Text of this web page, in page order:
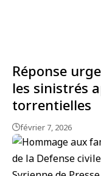
Réponse
les sinistrés
torrentielles
février 7, 2026